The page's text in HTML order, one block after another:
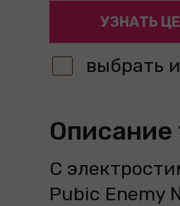
УЗНАТЬ
выбрать и
Описание
С
Pubic